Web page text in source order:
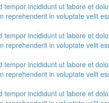
incididunt ut labore et
in voluptate velit
incididunt ut labore et
in voluptate velit
incididunt ut labore et
in voluptate velit
incididunt ut labore et